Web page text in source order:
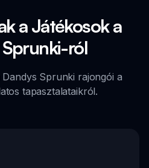
a Játékosok a
ról
Sprunki rajongói a
tapasztalataikról.